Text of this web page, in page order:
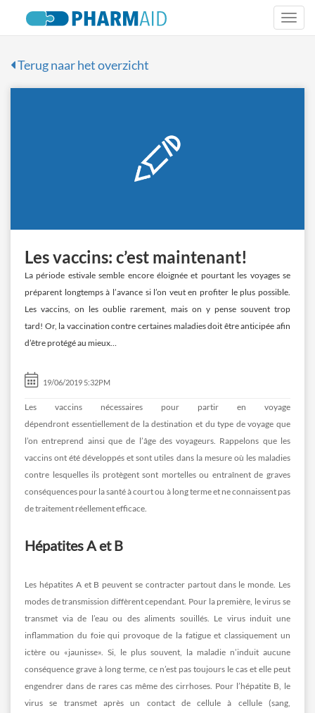
Terug naar het overzicht
Les vaccins: c’est maintenant!
La période estivale semble encore éloignée et pourtant les voyages se
préparent longtemps à l’avance si l’on veut en profiter le plus possible.
Les vaccins, on les oublie rarement, mais on y pense souvent trop
tard! Or, la vaccination contre certaines maladies doit être anticipée afin
d’être protégé au mieux…
19/06/2019 5:32PM
Les vaccins nécessaires pour partir en voyage
dépendront essentiellement de la destination et du type de voyage que
l’on entreprend ainsi que de l’âge des voyageurs. Rappelons que les
vaccins ont été développés et sont utiles dans la mesure où les maladies
contre lesquelles ils protègent sont mortelles ou entraînent de graves
conséquences pour la santé à court ou à long terme et ne connaissent pas
de traitement réellement efficace.
Hépatites A et B
Les hépatites A et B peuvent se contracter partout dans le monde. Les
modes de transmission diffèrent cependant. Pour la première, le virus se
transmet via de l’eau ou des aliments souillés. Le virus induit une
inflammation du foie qui provoque de la fatigue et classiquement un
ictère ou «jaunisse». Si, le plus souvent, la maladie n’induit aucune
conséquence grave à long terme, ce n’est pas toujours le cas et elle peut
engendrer dans de rares cas même des cirrhoses. Pour l’hépatite B, le
virus se transmet après un contact de cellule à cellule (sang,